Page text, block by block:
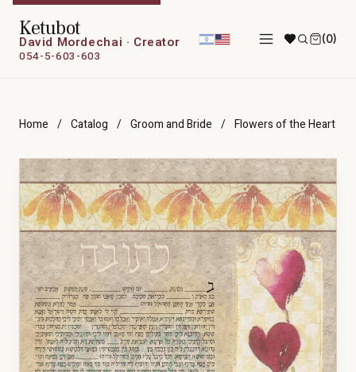
Ketubot
David Mordechai · Creator
054-5-603-603
(0)
Home / Catalog / Groom and Bride / Flowers of the Heart